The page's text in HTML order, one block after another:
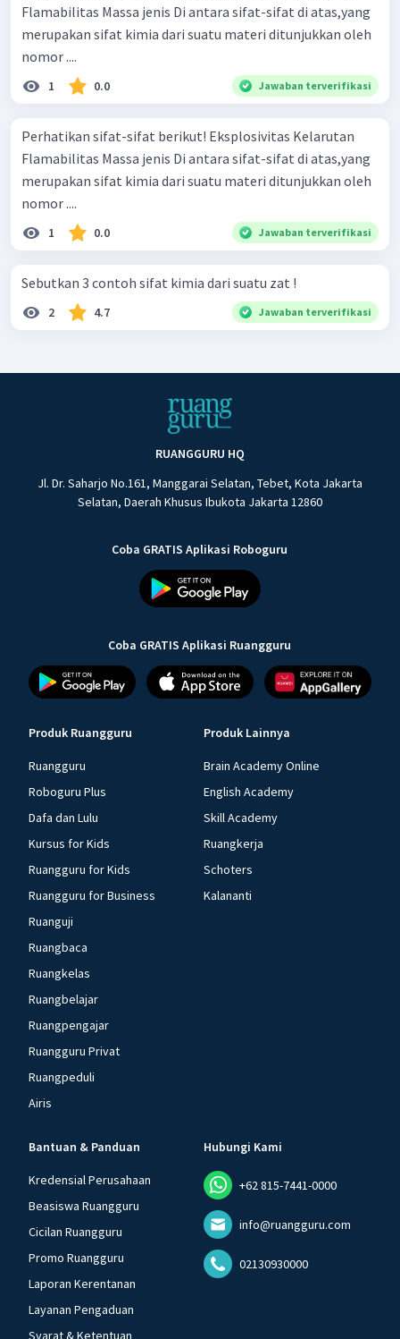
Flamabilitas Massa jenis Di antara sifat-sifat di atas,yang
merupakan sifat kimia dari suatu materi ditunjukkan oleh
nomor ....
1 0.0 Jawaban terverifikasi
Perhatikan sifat-sifat berikut! Eksplosivitas Kelarutan
Flamabilitas Massa jenis Di antara sifat-sifat di atas,yang
merupakan sifat kimia dari suatu materi ditunjukkan oleh
nomor ....
1 0.0 Jawaban terverifikasi
Sebutkan 3 contoh sifat kimia dari suatu zat !
2 4.7 Jawaban terverifikasi
RUANGGURU HQ
Jl. Dr. Saharjo No.161, Manggarai Selatan, Tebet, Kota Jakarta
Selatan, Daerah Khusus Ibukota Jakarta 12860
Coba GRATIS Aplikasi Roboguru
Coba GRATIS Aplikasi Ruangguru
Produk Ruangguru
Ruangguru
Roboguru Plus
Dafa dan Lulu
Kursus for Kids
Ruangguru for Kids
Ruangguru for Business
Ruanguji
Ruangbaca
Ruangkelas
Ruangbelajar
Ruangpengajar
Ruangguru Privat
Ruangpeduli
Airis
Produk Lainnya
Brain Academy Online
English Academy
Skill Academy
Ruangkerja
Schoters
Kalananti
Bantuan & Panduan
Kredensial Perusahaan
Beasiswa Ruangguru
Cicilan Ruangguru
Promo Ruangguru
Laporan Kerentanan
Layanan Pengaduan
Syarat & Ketentuan
Hubungi Kami
+62 815-7441-0000
info@ruangguru.com
02130930000